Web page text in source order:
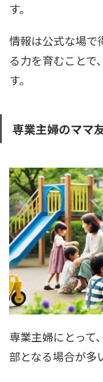
す。
情報は公式な場で
る力を育むことで
す。
専業主婦のママ
専業主婦にとって
部となる場合が多